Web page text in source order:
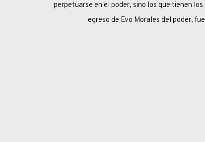
perpetuarse en el poder, sino los que
egreso de Evo Morales del poder,